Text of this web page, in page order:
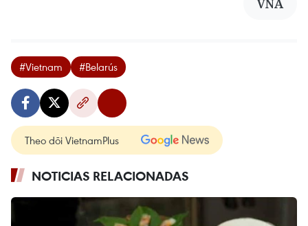
VNA
#Vietnam #Belarús
Theo dõi VietnamPlus
NOTICIAS RELACIONADAS